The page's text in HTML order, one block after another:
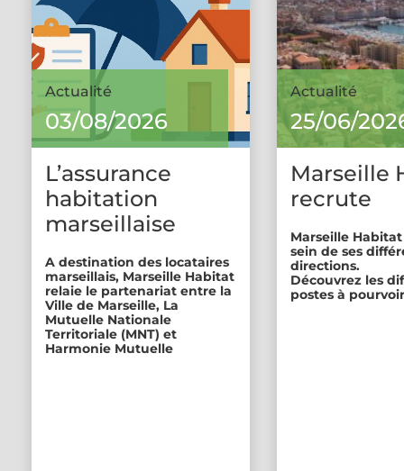
Actualité
03/08/2026
L’assurance
habitation
marseillaise
A destination des locataires
marseillais, Marseille Habitat
relaie le partenariat entre la
Ville de Marseille, La
Mutuelle Nationale
Territoriale (MNT) et
Harmonie Mutuelle
Actualité
25/06/
Marseille
recrute
Marseille
sein de ses
directions.
Découvrez les
postes à